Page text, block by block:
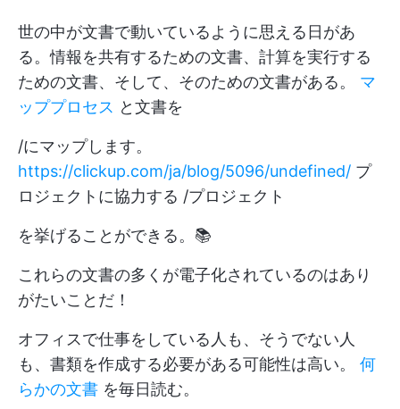
世の中が文書で動いているように思える日があ
る。情報を共有するための文書、計算を実行する
ための文書、そして、そのための文書がある。 マ
ッププロセス と文書を
/にマップします。
https://clickup.com/ja/blog/5096/undefined/ プ
ロジェクトに協力する /プロジェクト
を挙げることができる。📚
これらの文書の多くが電子化されているのはあり
がたいことだ！
オフィスで仕事をしている人も、そうでない人
も、書類を作成する必要がある可能性は高い。 何
らかの文書 を毎日読む。